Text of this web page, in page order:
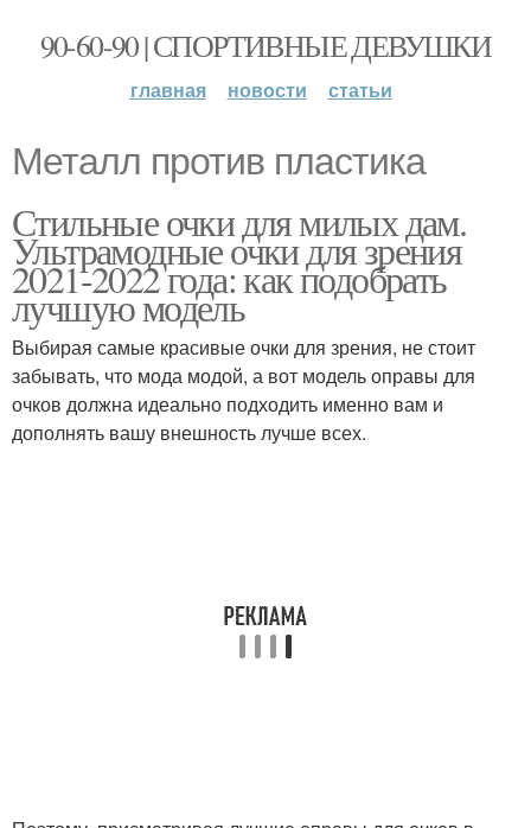
90-60-90 | СПОРТИВНЫЕ ДЕВУШКИ
главная новости статьи
Металл против пластика
Стильные очки для милых дам.
Ультрамодные очки для зрения
2021-2022 года: как подобрать
лучшую модель
Выбирая самые красивые очки для зрения, не стоит
забывать, что мода модой, а вот модель оправы для
очков должна идеально подходить именно вам и
дополнять вашу внешность лучше всех.